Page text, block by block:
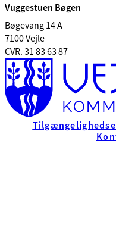
Vuggestuen Bøgen
Bøgevang 14 A
7100 Vejle
CVR. 31 83 63 87